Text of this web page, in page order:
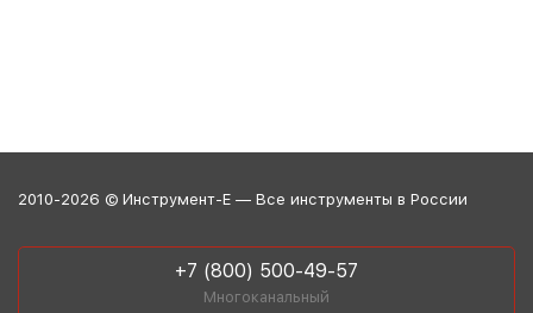
2010-2026 © Инструмент-Е — Все инструменты в России
+7 (800) 500-49-57
Многоканальный